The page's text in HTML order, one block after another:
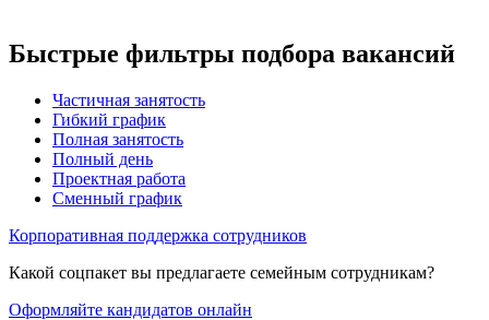
Быстрые фильтры подбора вакансий
Частичная занятость
Гибкий график
Полная занятость
Полный день
Проектная работа
Сменный график
Корпоративная поддержка сотрудников
Какой соцпакет вы предлагаете семейным сотрудникам?
Оформляйте кандидатов онлайн